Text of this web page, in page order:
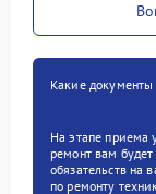
Какие документы
На этапе приема
ремонт вам
обязательств на
по ремонту